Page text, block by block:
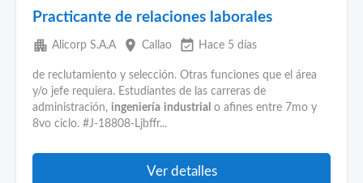
Practicante de relaciones laborales
apartment Alicorp S.A.A place Callao event_available Hace 5 días
de reclutamiento y selección. Otras funciones que el área
y/o jefe requiera. Estudiantes de las carreras de
administración, ingeniería industrial o afines entre 7mo y
8vo ciclo. #J-18808-Ljbffr...
Ver detalles